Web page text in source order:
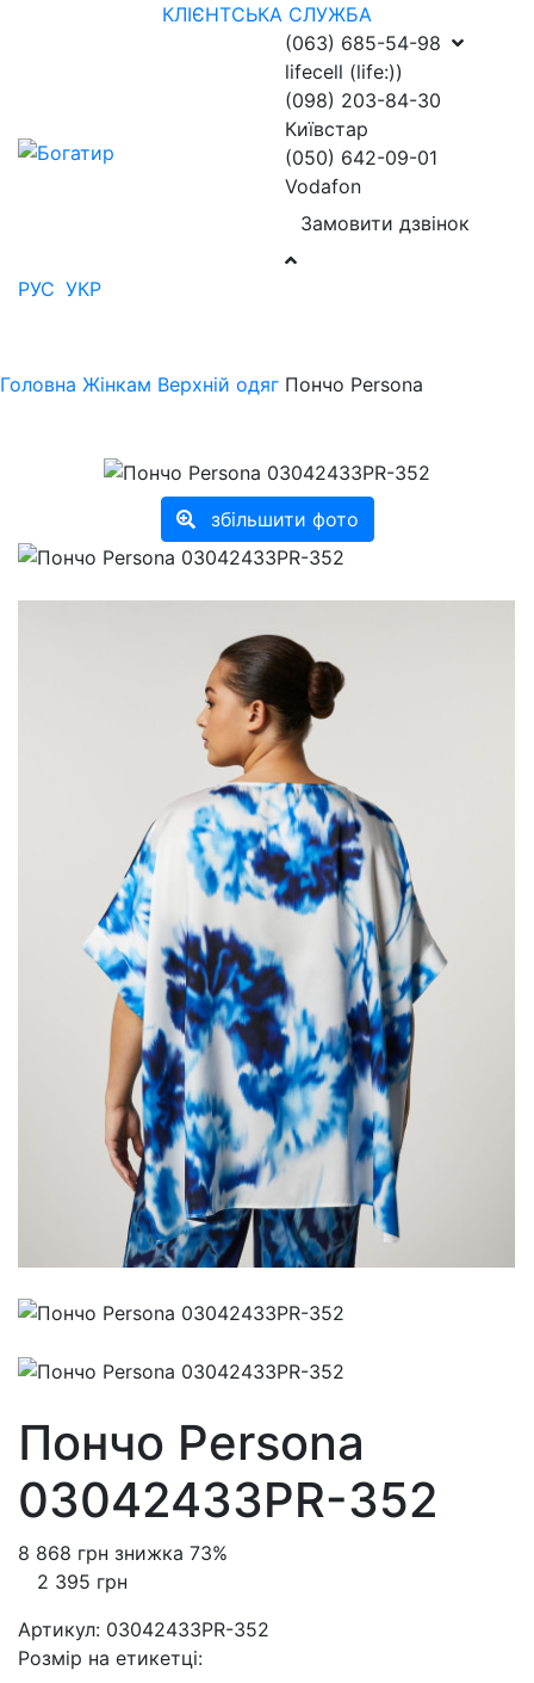
КЛІЄНТСЬКА СЛУЖБА
(063) 685-54-98
lifecell (life:))
(098) 203-84-30
Київстар
(050) 642-09-01
Vodafon
Замовити дзвінок
РУС УКР
Головна Жінкам Верхній одяг Пончо Persona
збільшити фото
Пончо Persona
03042433PR-352
8 868 грн знижка 73%
2 395 грн
Артикул: 03042433PR-352
Розмiр на етикетці: